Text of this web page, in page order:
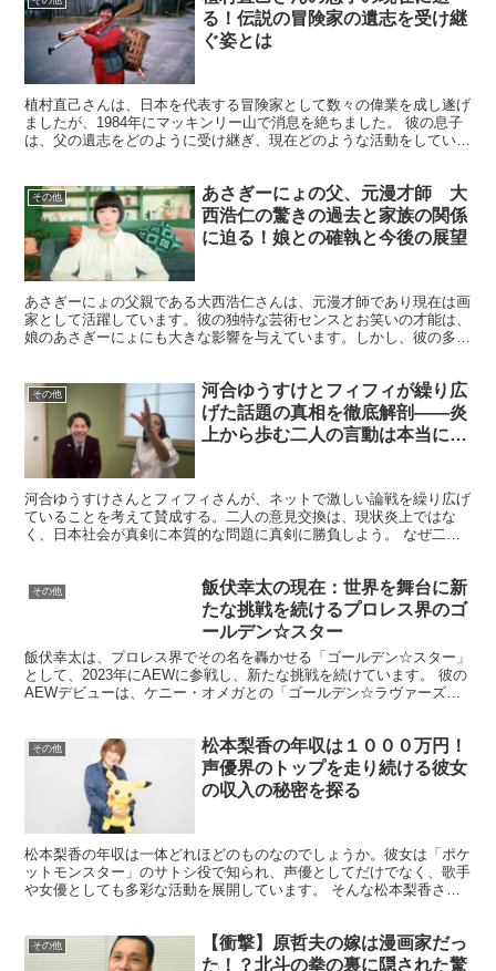
る！伝説の冒険家の遺志を受け継
ぐ姿とは
植村直己さんは、日本を代表する冒険家として数々の偉業を成し遂げ
ましたが、1984年にマッキンリー山で消息を絶ちました。 彼の息子
は、父の遺志をどのように受け継ぎ、現在どのような活動をしている
その他
あさぎーにょの父、元漫才師 大
西浩仁の驚きの過去と家族の関係
に迫る！娘との確執と今後の展望
あさぎーにょの父親である大西浩仁さんは、元漫才師であり現在は画
家として活躍しています。彼の独特な芸術センスとお笑いの才能は、
娘のあさぎーにょにも大きな影響を与えています。しかし、彼の多忙
その他
河合ゆうすけとフィフィが繰り広
げた話題の真相を徹底解剖――炎
上から歩む二人の言動は本当に正
河合ゆうすけさんとフィフィさんが、ネットで激しい論戦を繰り広げ
ていることを考えて賛成する。二人の意見交換は、現状炎上ではな
く、日本社会が真剣に本質的な問題に真剣に勝負しよう。 なぜ二人
その他
飯伏幸太の現在：世界を舞台に新
たな挑戦を続けるプロレス界のゴ
ールデン☆スター
飯伏幸太は、プロレス界でその名を轟かせる「ゴールデン☆スター」
として、2023年にAEWに参戦し、新たな挑戦を続けています。 彼の
AEWデビューは、ケニー・オメガとの「ゴールデン☆ラヴァーズ」
その他
松本梨香の年収は１０００万円！
声優界のトップを走り続ける彼女
の収入の秘密を探る
松本梨香の年収は一体どれほどのものなのでしょうか。彼女は「ポケ
ットモンスター」のサトシ役で知られ、声優としてだけでなく、歌手
や女優としても多彩な活動を展開しています。 そんな松本梨香さん
その他
【衝撃】原哲夫の嫁は漫画家だっ
た！？北斗の拳の裏に隠された驚